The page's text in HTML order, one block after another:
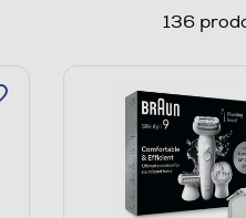
136